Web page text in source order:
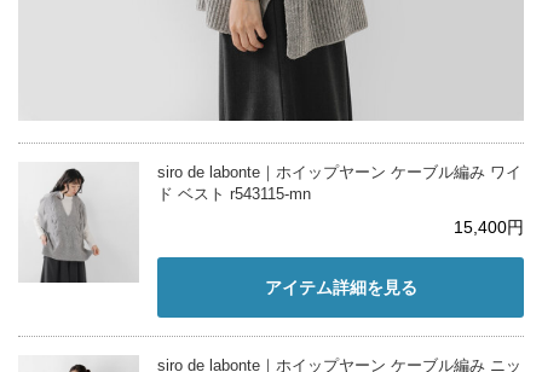
siro de labonte｜ホイップヤーン ケーブル編み ワイ
ド ベスト r543115-mn
15,400円
アイテム詳細を見る
siro de labonte｜ホイップヤーン ケーブル編み ニッ